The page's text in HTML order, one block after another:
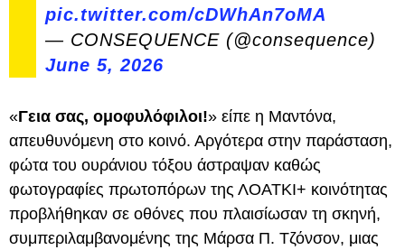
pic.twitter.com/cDWhAn7oMA
— CONSEQUENCE (@consequence)
June 5, 2026
«Γεια σας, ομοφυλόφιλοι!» είπε η Μαντόνα,
απευθυνόμενη στο κοινό. Αργότερα στην παράσταση,
φώτα του ουράνιου τόξου άστραψαν καθώς
φωτογραφίες πρωτοπόρων της ΛΟΑΤΚΙ+ κοινότητας
προβλήθηκαν σε οθόνες που πλαισίωσαν τη σκηνή,
συμπεριλαμβανομένης της Μάρσα Π. Τζόνσον, μιας